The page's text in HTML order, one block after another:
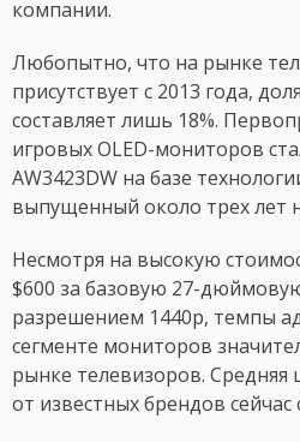
компании.
Любопытно, что на рынке
присутствует с 2013 года,
составляет лишь 18%.
игровых OLED-мониторов
AW3423DW на базе
выпущенный около трех лет
Несмотря на высокую
$600 за базовую 27-
разрешением 1440p, темпы
сегменте мониторов
рынке телевизоров. Средняя
от известных брендов сейчас